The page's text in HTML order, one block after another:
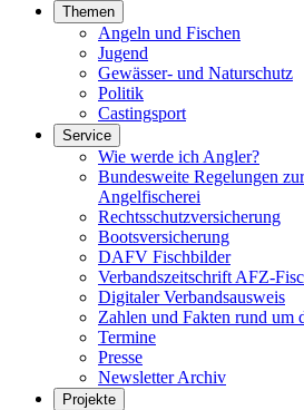
Themen
Angeln und Fischen
Jugend
Gewässer- und Naturschutz
Politik
Castingsport
Service
Wie werde ich Angler?
Bundesweite Regelungen
Angelfischerei
Rechtsschutzversicherung
Bootsversicherung
DAFV Fischbilder
Verbandszeitschrift AFZ-
Digitaler Verbandsausweis
Zahlen und Fakten rund um
Termine
Presse
Newsletter Archiv
Projekte